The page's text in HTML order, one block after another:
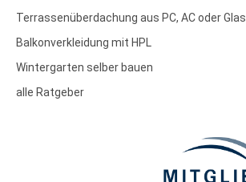
Terrassenüberdachung aus PC, AC oder Glas
Balkonverkleidung mit HPL
Wintergarten selber bauen
alle Ratgeber